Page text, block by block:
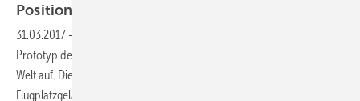
Position
31.03.2017 -
Prototyp der Offshore-Windturbine mit dem dann größten Rotor der
Welt auf. Die 205 Meter hohe Anlage wird nun auf einem aufgegeben
Flugplatzgelände nur wenige 100 Meter Luftlinie von der Adwen-